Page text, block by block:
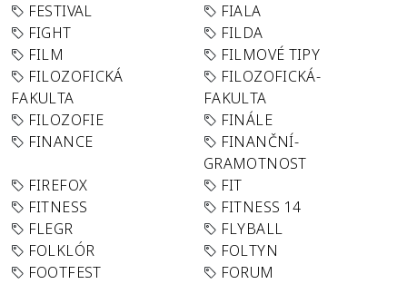
FESTIVAL
FIALA
FIGHT
FILDA
FILM
FILMOVÉ TIPY
FILOZOFICKÁ
FAKULTA
FILOZOFICKÁ-
FAKULTA
FILOZOFIE
FINÁLE
FINANCE
FINANČNÍ-
GRAMOTNOST
FIREFOX
FIT
FITNESS
FITNESS 14
FLEGR
FLYBALL
FOLKLÓR
FOLTYN
FOOTFEST
FORUM